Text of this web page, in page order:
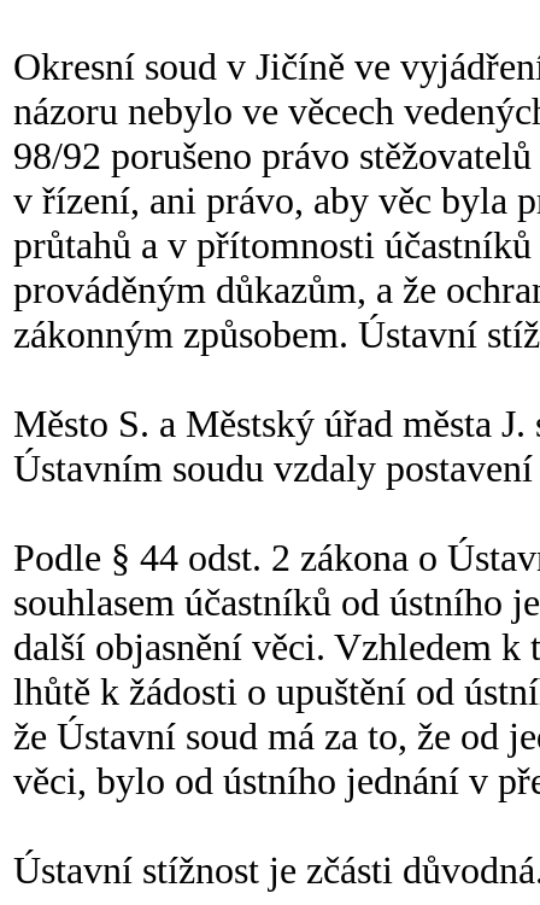
Okresní soud v Jičíně ve
názoru nebylo ve věcech
98/92 porušeno právo
v řízení, ani právo, aby věc byla
průtahů a v přítomnosti
prováděným důkazům, a že
zákonným způsobem. Ústavní
Město S. a Městský úřad města
Ústavním soudu vzdaly
Podle § 44 odst. 2 zákona o
souhlasem účastníků od ústního
další objasnění věci. Vzhledem k
lhůtě k žádosti o upuštění od
že Ústavní soud má za to, že od
věci, bylo od ústního jednání v
Ústavní stížnost je zčásti